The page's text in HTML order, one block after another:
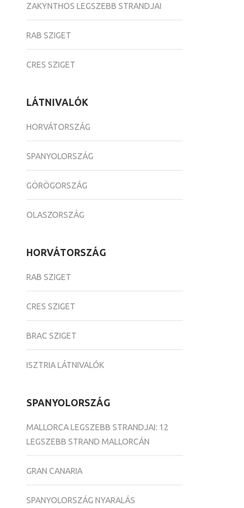
ZAKYNTHOS LEGSZEBB STRANDJAI
RAB SZIGET
CRES SZIGET
LÁTNIVALÓK
HORVÁTORSZÁG
SPANYOLORSZÁG
GÖRÖGORSZÁG
OLASZORSZÁG
HORVÁTORSZÁG
RAB SZIGET
CRES SZIGET
BRAC SZIGET
ISZTRIA LÁTNIVALÓK
SPANYOLORSZÁG
MALLORCA LEGSZEBB STRANDJAI: 12
LEGSZEBB STRAND MALLORCÁN
GRAN CANARIA
SPANYOLORSZÁG NYARALÁS